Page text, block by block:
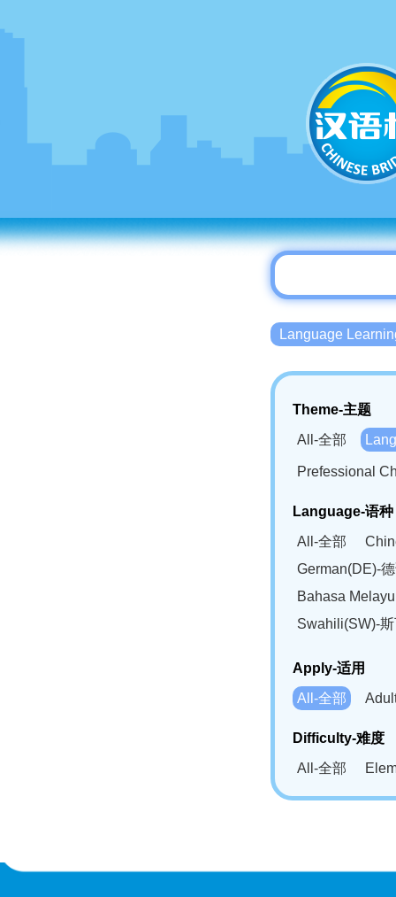
Language
Theme-主题
All-全部
Prefessional
Language-语种
All-全部
German(DE)-
Bahasa
Swahili(SW)-
Apply-适用
All-全部
Difficulty-难度
All-全部